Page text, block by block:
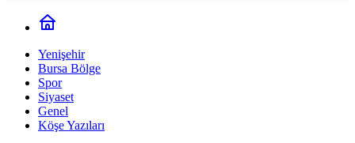
Yenişehir
Bursa Bölge
Spor
Siyaset
Genel
Köşe Yazıları